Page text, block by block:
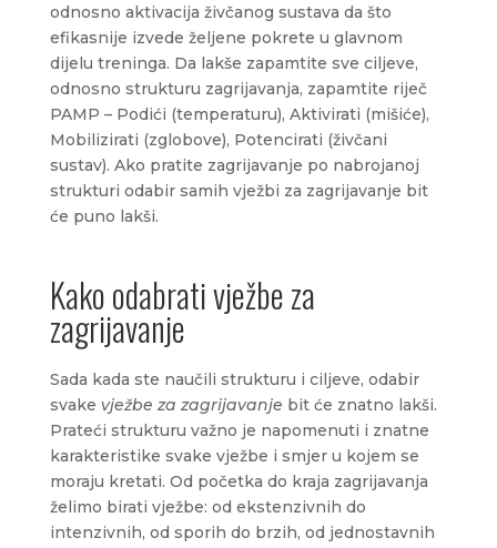
odnosno aktivacija živčanog sustava da što
efikasnije izvede željene pokrete u glavnom
dijelu treninga. Da lakše zapamtite sve ciljeve,
odnosno strukturu zagrijavanja, zapamtite riječ
PAMP – Podići (temperaturu), Aktivirati (mišiće),
Mobilizirati (zglobove), Potencirati (živčani
sustav). Ako pratite zagrijavanje po nabrojanoj
strukturi odabir samih vježbi za zagrijavanje bit
će puno lakši.
Kako odabrati vježbe za
zagrijavanje
Sada kada ste naučili strukturu i ciljeve, odabir
svake vježbe za zagrijavanje bit će znatno lakši.
Prateći strukturu važno je napomenuti i znatne
karakteristike svake vježbe i smjer u kojem se
moraju kretati. Od početka do kraja zagrijavanja
želimo birati vježbe: od ekstenzivnih do
intenzivnih, od sporih do brzih, od jednostavnih